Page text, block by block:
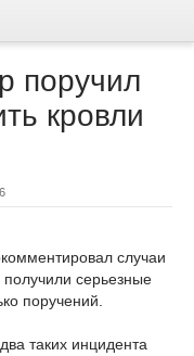
поручил
кровли
случаи
серьезные
поручений.
таких инцидента